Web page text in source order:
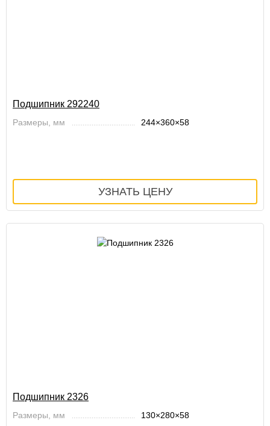
Подшипник 292240
Размеры, мм 244×360×58
Подшипник 2326
Размеры, мм 130×280×58